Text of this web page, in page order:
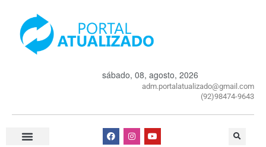
sábado, 08, agosto, 2026
adm.portalatualizado@gmail.com
(92)98474-9643